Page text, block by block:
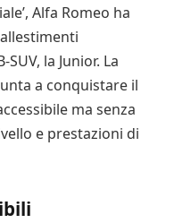
Alfa Romeo ha
la Junior. La
a conquistare il
ma senza
e prestazioni di